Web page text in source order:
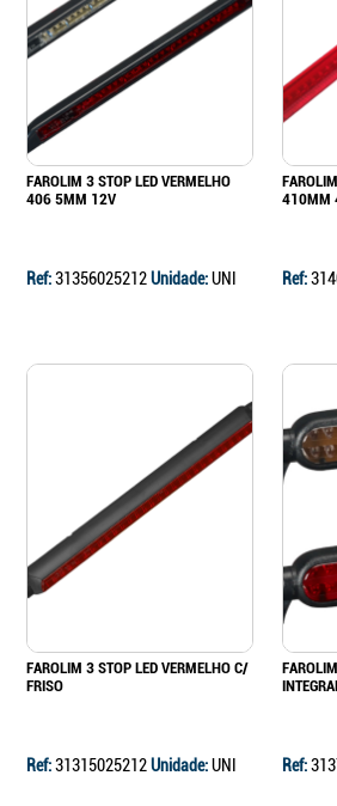
FAROLIM 3 STOP LED VERMELHO
406 5MM 12V
Ref:31356025212Unidade:UNI
410MM
Ref:
FAROLIM 3 STOP LED VERMELHO C/
FRISO
Ref:31315025212Unidade:UNI Ref:
Continuar a comprar